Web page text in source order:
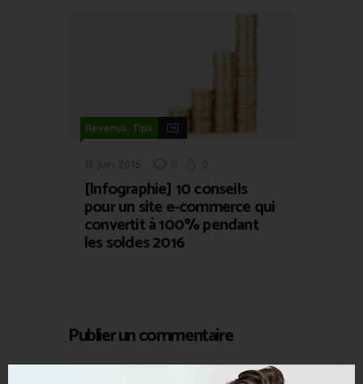
Revenus, Tips
16 juin 2016 0 0
[Infographie] 10 conseils
pour un site e-commerce qui
convertit à 100% pendant
les soldes 2016
Publier un commentaire